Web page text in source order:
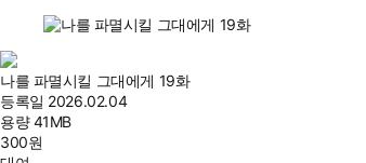
나를 파멸시킬 그대에게 19화
등록일 2026.02.04
용량41MB
300원